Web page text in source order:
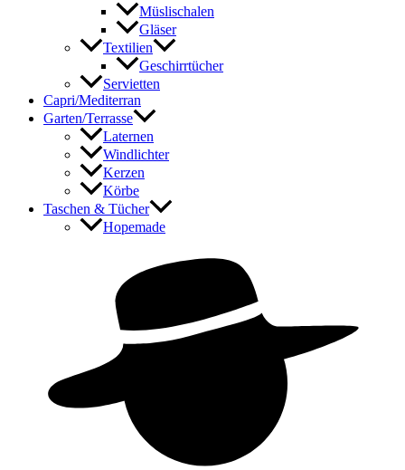
Müslischalen
Gläser
Textilien
Geschirrtücher
Servietten
Capri/Mediterran
Garten/Terrasse
Laternen
Windlichter
Kerzen
Körbe
Taschen & Tücher
Hopemade